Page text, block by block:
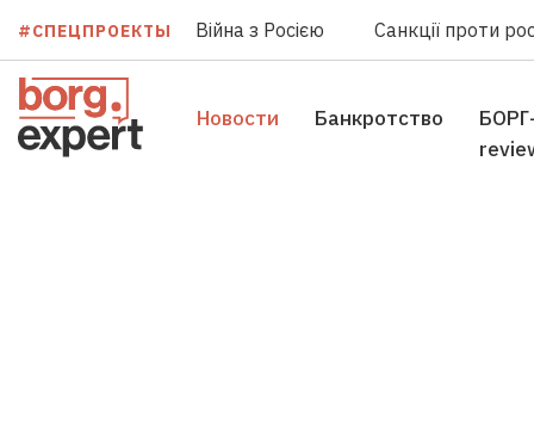
#СПЕЦПРОЕКТЫ Війна з Росією Санкції проти
Новости Банкротство